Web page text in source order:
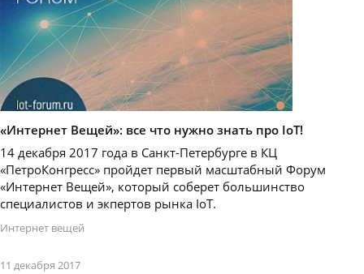
«Интернет Вещей»: все что нужно знать про IoT!
14 декабря 2017 года в Санкт-Петербурге в КЦ
«ПетроКонгресс» пройдет первый масштабный Форум
«Интернет Вещей», который соберет большинство
специалистов и экпертов рынка IoT.
Интернет вещей
11 декабря 2017